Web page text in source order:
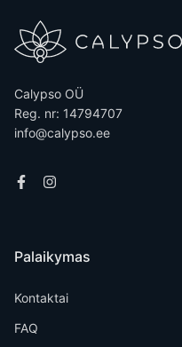
Calypso OÜ
Reg. nr: 14794707
info@calypso.ee
Palaikymas
Kontaktai
FAQ